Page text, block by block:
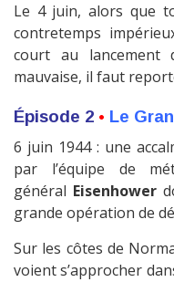
Le 4 juin, alors que
contretemps
court au lancement
mauvaise, il faut
Épisode 2 • Le
6 juin 1944 : une
par l’équipe de
général Eisenhower
grande opération de
Sur les côtes de
voient s’approcher